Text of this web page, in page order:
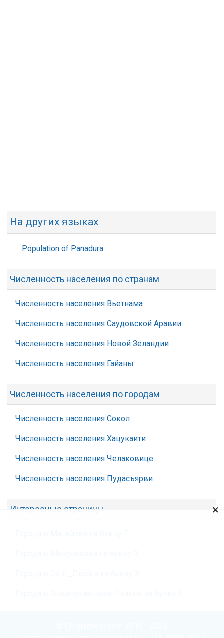
На других языках
Population of Panadura
Численность населения по странам
Численность населения Вьетнама
Численность населения Саудовской Аравии
Численность населения Новой Зеландии
Численность населения Гайаны
Численность населения по городам
Численность населения Сокол
Численность населения Хацукаити
Численность населения Челаковице
Численность населения Пудасъярви
Интересные страницы ×